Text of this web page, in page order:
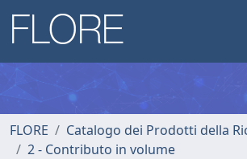
FLORE
Catalogo dei Prodotti della
2 - Contributo in volume